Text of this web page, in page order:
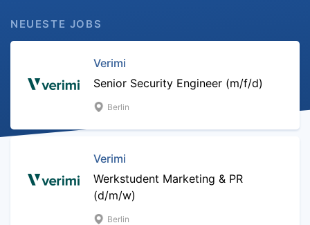
NEUESTE JOBS
Verimi
Senior Security Engineer (m/f/d)
Berlin
Verimi
Werkstudent Marketing & PR
(d/m/w)
Berlin